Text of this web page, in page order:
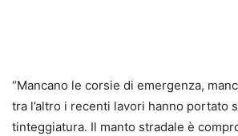
“Mancano le corsie di emergenza,
tra l’altro i recenti lavori hanno portato
tinteggiatura. Il manto stradale è